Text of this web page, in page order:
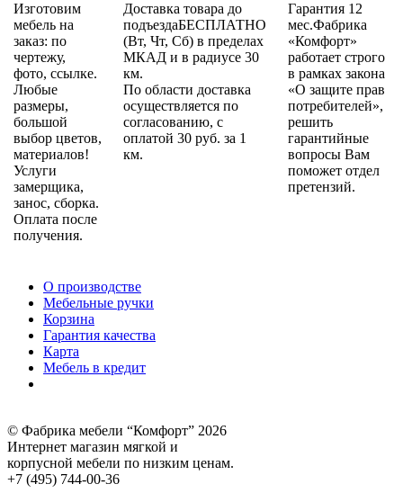
Изготовим
мебель на
заказ: по
чертежу,
фото, ссылке.
Любые
размеры,
большой
выбор цветов,
материалов!
Услуги
замерщика,
занос, сборка.
Оплата после
получения.
Доставка товара до
подъездаБЕСПЛАТНО
(Вт, Чт, Сб) в пределах
МКАД и в радиусе 30
км.
По области доставка
осуществляется по
согласованию, с
оплатой 30 руб. за 1
км.
Гарантия 12
мес.Фабрика
«Комфорт»
работает строго
в рамках закона
«О защите прав
потребителей»,
решить
гарантийные
вопросы Вам
поможет отдел
претензий.
О производстве
Мебельные ручки
Корзина
Гарантия качества
Карта
Мебель в кредит
© Фабрика мебели “Комфорт” 2026
Интернет магазин мягкой и
корпусной мебели по низким ценам.
+7 (495) 744-00-36